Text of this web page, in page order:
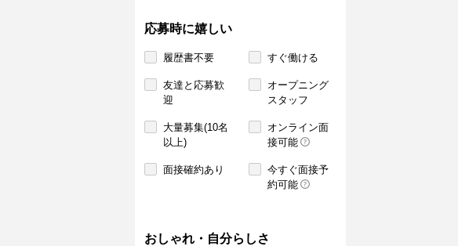
応募時に嬉しい
履歴書不要 すぐ働ける
友達と応募歓
迎
オープニング
スタッフ
大量募集(10名
以上)
オンライン面
接可能
面接確約あり
今すぐ面接予
約可能
おしゃれ・自分らしさ